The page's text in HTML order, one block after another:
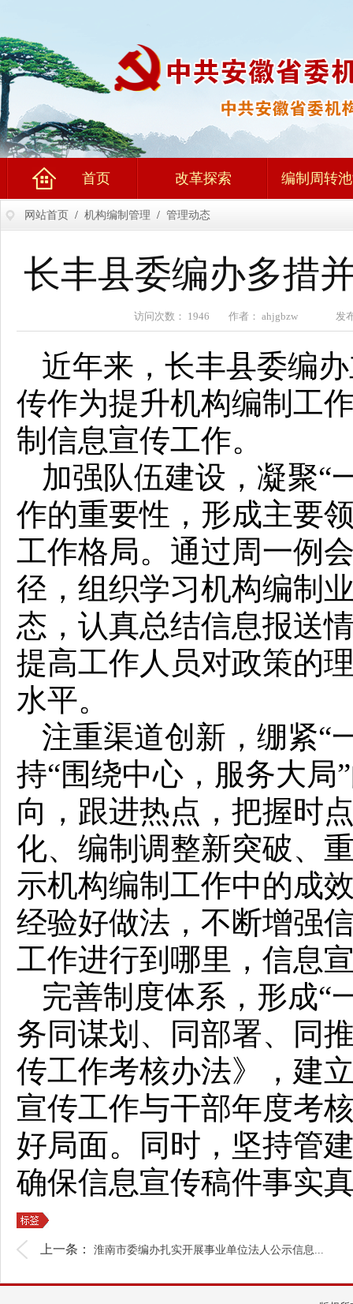
首页 改革探索 编制周转
网站首页 / 机构编制管理 / 管理动态
长丰县委编办多措
访问次数： 1946 作者： ahjgbzw 发布
近年来，长丰县委编
传作为提升机构编制工
制信息宣传工作。
加强队伍建设，凝聚“
作的重要性，形成主要
工作格局。通过周一例
径，组织学习机构编制
态，认真总结信息报送
提高工作人员对政策的
水平。
注重渠道创新，绷紧“
持“围绕中心，服务大局
向，跟进热点，把握时
化、编制调整新突破、
示机构编制工作中的成
经验好做法，不断增强
工作进行到哪里，信息
完善制度体系，形成“
务同谋划、同部署、同
传工作考核办法》，建
宣传工作与干部年度考
好局面。同时，坚持管
确保信息宣传稿件事实
上一条： 淮南市委编办扎实开展事业单位法人公示信息...